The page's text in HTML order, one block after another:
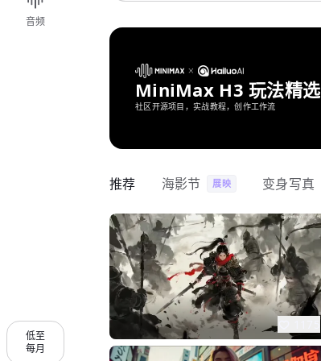
音频
低至
每月
MiniMax H3 玩法精选
社区开源项目，实战教程，创作工作流
推荐 海影节 展映 变身写真